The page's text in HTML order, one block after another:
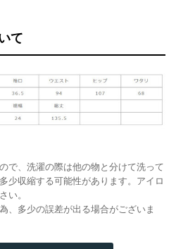
て
で、洗濯の際は他の物と分けて洗って
少収縮する可能性があります。アイロ
い。
、多少の誤差が出る場合がございま